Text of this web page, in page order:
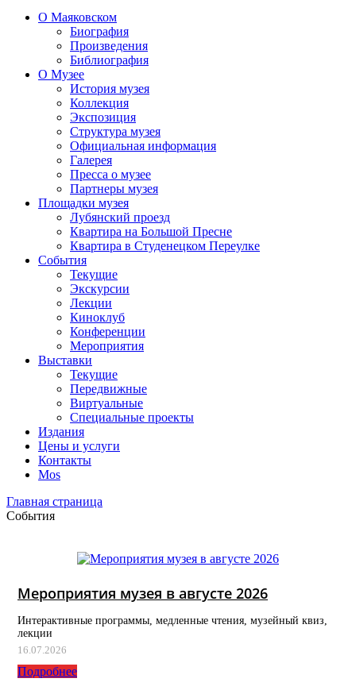
О Маяковском
Биография
Произведения
Библиография
О Музее
История музея
Коллекция
Экспозиция
Структура музея
Официальная информация
Галерея
Пресса о музее
Партнеры музея
Площадки музея
Лубянский проезд
Квартира на Большой Пресне
Квартира в Студенецком Переулке
События
Текущие
Экскурсии
Лекции
Киноклуб
Конференции
Мероприятия
Выставки
Текущие
Передвижные
Виртуальные
Специальные проекты
Издания
Цены и услуги
Контакты
Mos
Главная страница
События
Мероприятия музея в августе 2026
Интерактивные программы, медленные чтения, музейный квиз,
лекции
16.07.2026
Подробнее